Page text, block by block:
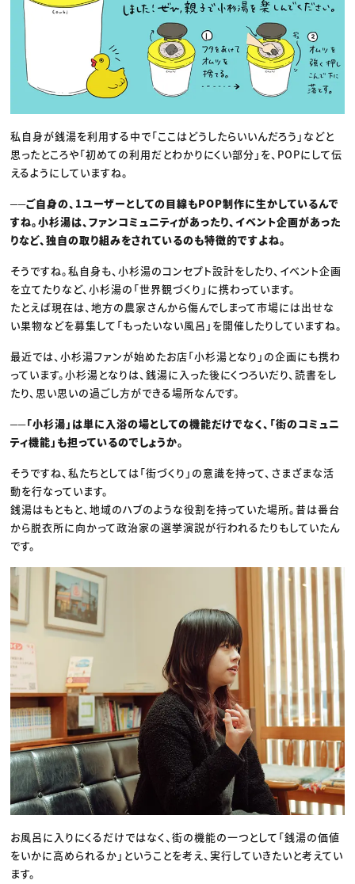
私自身が銭湯を利用する中で「ここはどうしたらいいんだろう」などと
思ったところや「初めての利用だとわかりにくい部分」を、POPにして伝
えるようにしていますね。
──ご自身の、1ユーザーとしての目線もPOP制作に生かしているんで
すね。小杉湯は、ファンコミュニティがあったり、イベント企画があった
りなど、独自の取り組みをされているのも特徴的ですよね。
そうですね。私自身も、小杉湯のコンセプト設計をしたり、イベント企画
を立てたりなど、小杉湯の「世界観づくり」に携わっています。
たとえば現在は、地方の農家さんから傷んでしまって市場には出せな
い果物などを募集して「もったいない風呂」を開催したりしていますね。
最近では、小杉湯ファンが始めたお店「小杉湯となり」の企画にも携わ
っています。小杉湯となりは、銭湯に入った後にくつろいだり、読書をし
たり、思い思いの過ごし方ができる場所なんです。
──「小杉湯」は単に入浴の場としての機能だけでなく、「街のコミュニ
ティ機能」も担っているのでしょうか。
そうですね、私たちとしては「街づくり」の意識を持って、さまざまな活
動を行なっています。
銭湯はもともと、地域のハブのような役割を持っていた場所。昔は番台
から脱衣所に向かって政治家の選挙演説が行われるたりもしていたん
です。
お風呂に入りにくるだけではなく、街の機能の一つとして「銭湯の価値
をいかに高められるか」ということを考え、実行していきたいと考えてい
ます。